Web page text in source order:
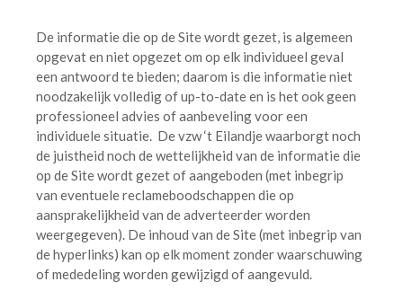
De informatie die op de Site wordt gezet, is algemeen
opgevat en niet opgezet om op elk individueel geval
een antwoord te bieden; daarom is die informatie niet
noodzakelijk volledig of up-to-date en is het ook geen
professioneel advies of aanbeveling voor een
individuele situatie. De vzw ‘t Eilandje waarborgt noch
de juistheid noch de wettelijkheid van de informatie die
op de Site wordt gezet of aangeboden (met inbegrip
van eventuele reclameboodschappen die op
aansprakelijkheid van de adverteerder worden
weergegeven). De inhoud van de Site (met inbegrip van
de hyperlinks) kan op elk moment zonder waarschuwing
of mededeling worden gewijzigd of aangevuld.